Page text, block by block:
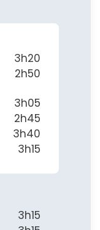
3h20
2h50
3h05
2h45
3h40
3h15
3h15